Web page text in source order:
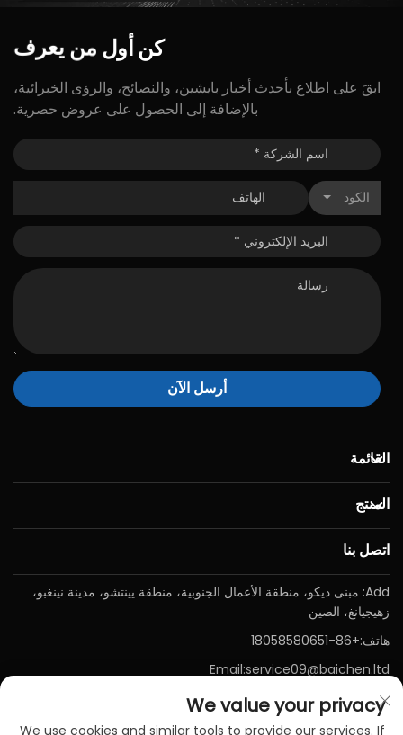
كنأول منيعرف
ابقَ على اطلاع بأحدث أخبار بايشين، والنصائح، والرؤى الخبرائية،
بالإضافة إلى الحصول على عروض حصرية.
الكود
أرسل الآن
القائمة
المنتج
اتصل بنا
Add: مبنى ديكو، منطقة الأعمال الجنوبية، منطقة يينتشو، مدينة نينغبو،
زهيجيانغ، الصين
هاتف:+86-18058580651
Email:service09@baichen.ltd
We value your privacy
We use cookies and similar tools to provide our services. If